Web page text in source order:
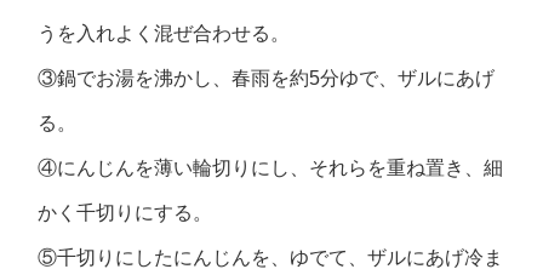
うを入れよく混ぜ合わせる。
③鍋でお湯を沸かし、春雨を約5分ゆで、ザルにあげ
る。
④にんじんを薄い輪切りにし、それらを重ね置き、細
かく千切りにする。
⑤千切りにしたにんじんを、ゆでて、ザルにあげ冷ま